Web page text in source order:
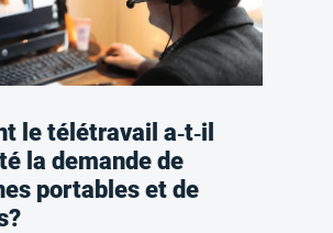
le télétravail a‑t‑il
la demande de
portables et de